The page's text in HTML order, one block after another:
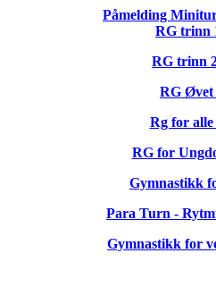
Påmelding
RG trinn
RG trinn
RG Øvet
Rg for alle
RG for
Gymnastikk
Para Turn -
Gymnastikk for